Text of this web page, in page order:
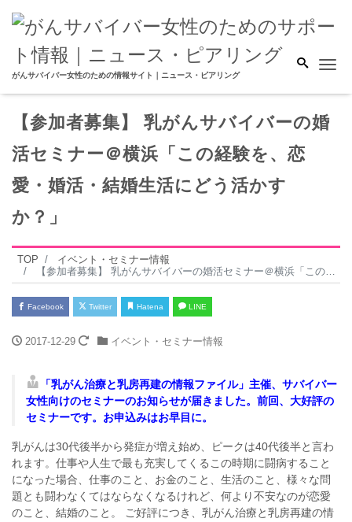
がんサバイバー女性のための情報サイト｜ニュース・ピアリング
【参加者募集】 乳がんサバイバーの婚
活セミナー＠横浜「この経験を、恋
愛・婚活・結婚生活にどう活かす
か？」
TOP
イベント・セミナー情報
【参加者募集】 乳がんサバイバーの婚活セミナー＠横浜「この経験を、恋愛・婚活・結婚生活にどう活かすか？」
Facebook Twitter Hatena LINE
2017-12-29 イベント・セミナー情報
「乳がん治療と乳房再建の情報ファイル」主催、サバイバー
女性向けのセミナーのお知らせが届きました。前回、大好評の
セミナーです。お申込みはお早目に。
乳がんは30代後半から発症が増え始め、ピークは40代後半と言わ
れます。仕事や人生で最も充実してくるこの時期に闘病すること
になった場合、仕事のこと、お金のこと、生活のこと、様々な問
題とも闘わなくてはならなくなるけれど、何より不安なのが恋愛
のこと、結婚のこと。 ご好評につき、乳がん治療と乳房再建の情